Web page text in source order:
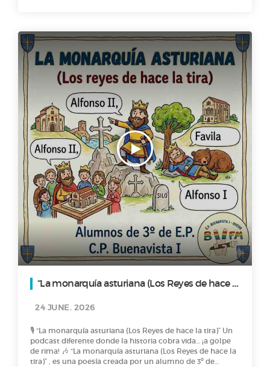
“La monarquía asturiana (Los Reyes de hace la
24 JUNE. 2026
🎙️ “La monarquía asturiana (Los Reyes de hace la tira)” Un
podcast diferente donde la historia cobra vida… ¡a golpe
de rima! 🎶 “La monarquía asturiana (Los Reyes de hace la
tira)” , es una poesía creada por un alumno de 3º de